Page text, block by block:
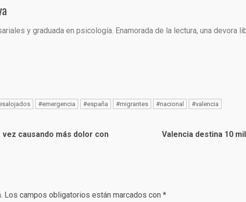
y graduada en psicología. Enamorada de la lectura, una devora
#emergencia #españa #migrantes #nacional #valencia
causando más dolor con
Valencia destina 10
Los campos obligatorios están marcados con *